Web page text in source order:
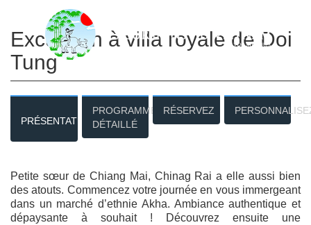
Excursion à villa royale de Doi
Tung
PRÉSENTATION
PROGRAMME
DÉTAILLÉ
RÉSERVEZ
Petite sœur de Chiang Mai, Chinag Rai a elle aussi bien
des atouts. Commencez votre journée en vous immergeant
dans un marché d’ethnie Akha. Ambiance authentique et
dépaysante à souhait ! Découvrez ensuite une